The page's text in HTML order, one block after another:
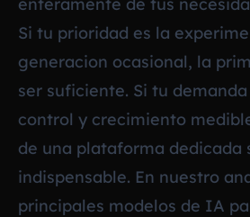
enteramente de tus
Si tu prioridad es la
generacion ocasional, la
ser suficiente. Si tu
control y crecimiento
de una plataforma dedicada
indispensable. En nuestro
principales modelos de IA